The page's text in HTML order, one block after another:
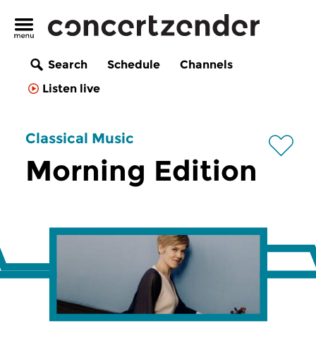
Search Schedule
Channels
Listen live
Classical Music
Morning Edition